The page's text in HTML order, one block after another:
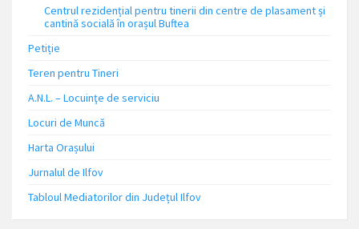
Centrul rezidențial pentru tinerii din centre de plasament și
cantină socială în orașul Buftea
Petiție
Teren pentru Tineri
A.N.L. – Locuinţe de serviciu
Locuri de Muncă
Harta Orașului
Jurnalul de Ilfov
Tabloul Mediatorilor din Județul Ilfov